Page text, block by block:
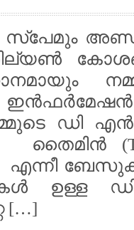
സ്പേമും
ഡി
എന്നീ
ഉള്ള
[…]